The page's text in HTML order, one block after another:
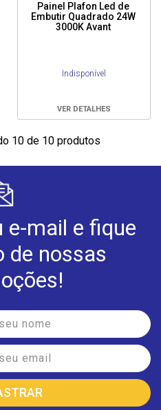
Painel Plafon Led de
Embutir Quadrado 24W
3000K Avant
Indisponível
VER DETALHES
10 de 10 produtos
e-mail e fique
de nossas